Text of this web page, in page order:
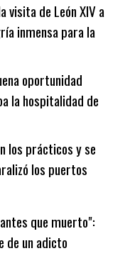
visita de León XIV a
inmensa para la
oportunidad
la hospitalidad de
los prácticos y se
los puertos
que muerto":
de un adicto